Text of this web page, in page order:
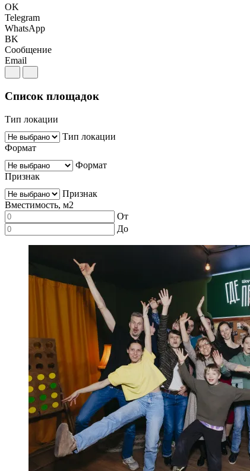
OK
Telegram
WhatsApp
BK
Сообщение
Email
Список площадок
Тип локации
Тип локации
Формат
Формат
Признак
Признак
Вместимость, м2
От
До